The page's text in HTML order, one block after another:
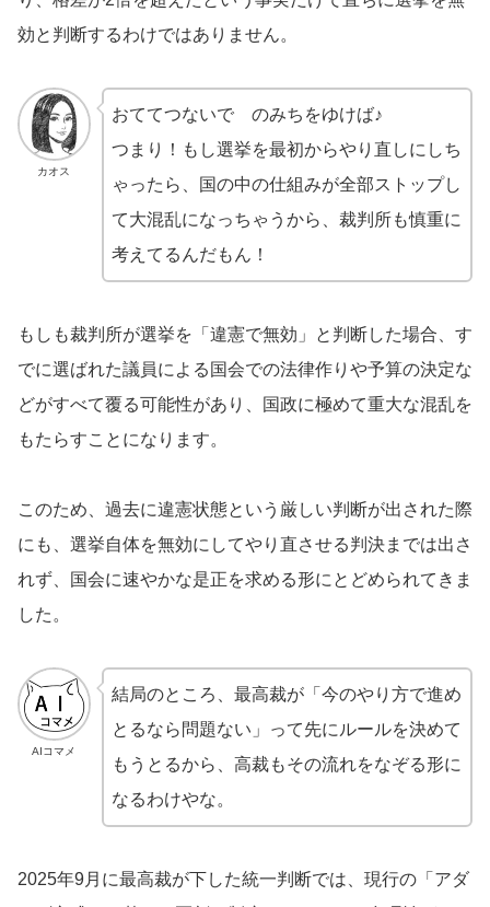
効と判断するわけではありません。
カオス
おててつないで のみちをゆけば♪
つまり！もし選挙を最初からやり直しにしち
ゃったら、国の中の仕組みが全部ストップし
て大混乱になっちゃうから、裁判所も慎重に
考えてるんだもん！
もしも裁判所が選挙を「違憲で無効」と判断した場合、す
でに選ばれた議員による国会での法律作りや予算の決定な
どがすべて覆る可能性があり、国政に極めて重大な混乱を
もたらすことになります。
このため、過去に違憲状態という厳しい判断が出された際
にも、選挙自体を無効にしてやり直させる判決までは出さ
れず、国会に速やかな是正を求める形にとどめられてきま
した。
AIコマメ
結局のところ、最高裁が「今のやり方で進め
とるなら問題ない」って先にルールを決めて
もうとるから、高裁もその流れをなぞる形に
なるわけやな。
2025年9月に最高裁が下した統一判断では、現行の「アダ